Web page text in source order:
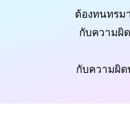
ต้องทนทรม
กับความผิ
กับความผิด